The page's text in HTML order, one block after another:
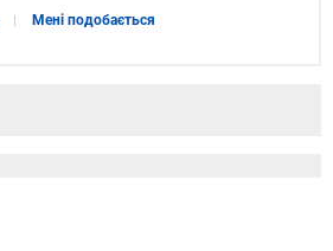
Мені подобається